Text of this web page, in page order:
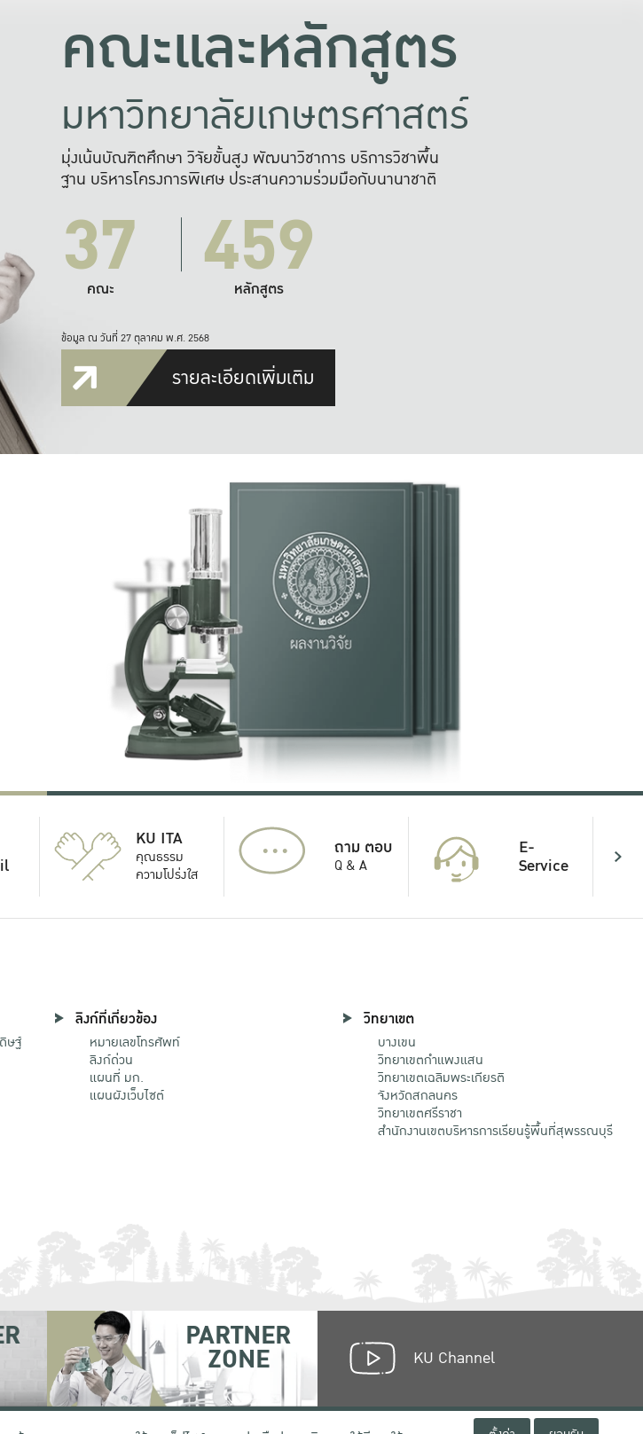
คณะและหลักสูตร
มหาวิทยาลัยเกษตรศาสตร์
มุ่งเน้นบัณฑิตศึกษา วิจัยขั้นสูง พัฒนาวิชาการ บริการวิชาพื้น
ฐาน บริหารโครงการพิเศษ ประสานความร่วมมือกับนานาชาติ
37
คณะ 459
หลักสูตร
ข้อมูล ณ วันที่ 27 ตุลาคม พ.ศ. 2568
รายละเอียดเพิ่มเติม
KU ITA
คุณธรรม
ความโปร่งใส
... ถาม ตอบ
Q & A
E-
Service
ษฐ์
ลิงก์ที่เกี่ยวข้อง
หมายเลขโทรศัพท์
ลิงก์ด่วน
แผนที่ มก.
แผนผังเว็บไซต์
วิทยาเขต
บางเขน
วิทยาเขตกําแพงแสน
วิทยาเขตเฉลิมพระเกียรติ
จังหวัดสกลนคร
วิทยาเขตศรีราชา
สำนักงานเขตบริหารการเรียนรู้พื้นที่สุพรรณบุรี
PARTNER
ZONE KU Channel